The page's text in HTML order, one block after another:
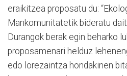
eraikitzea proposatu du:
Mankomunitatetik bideratu
Durangok berak egin beharko
proposamenari helduz
edo lorezaintza hondakinen